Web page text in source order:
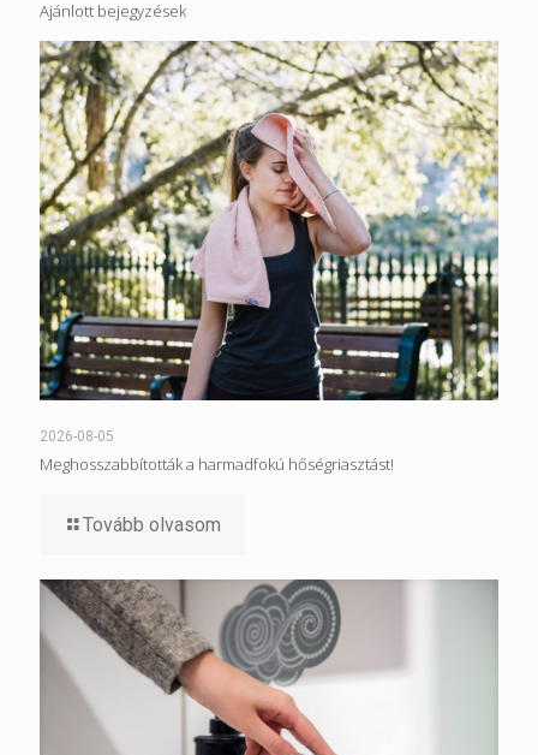
Ajánlott bejegyzések
2026-08-05
Meghosszabbították a harmadfokú hőségriasztást!
Tovább olvasom